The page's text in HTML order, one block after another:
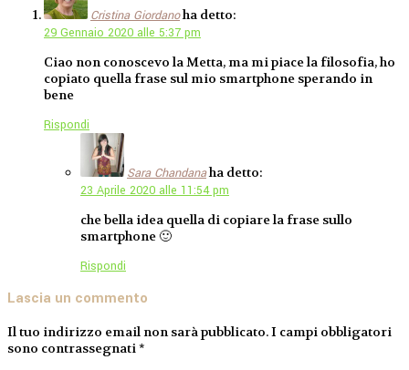
Cristina Giordanoha detto:
29 Gennaio 2020 alle 5:37 pm
Ciao non conoscevo la Metta, ma mi piace la filosofia, ho
copiato quella frase sul mio smartphone sperando in
bene
Rispondi
Sara Chandanaha detto:
23 Aprile 2020 alle 11:54 pm
che bella idea quella di copiare la frase sullo
smartphone 🙂
Rispondi
Lascia un commento
Il tuo indirizzo email non sarà pubblicato.I campi obbligatori
sono contrassegnati*